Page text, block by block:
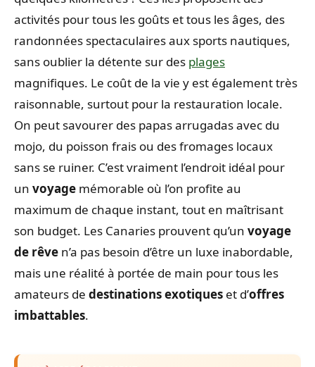
activités pour tous les goûts et tous les âges, des
randonnées spectaculaires aux sports nautiques,
sans oublier la détente sur des plages
magnifiques. Le coût de la vie y est également très
raisonnable, surtout pour la restauration locale.
On peut savourer des papas arrugadas avec du
mojo, du poisson frais ou des fromages locaux
sans se ruiner. C’est vraiment l’endroit idéal pour
un voyage mémorable où l’on profite au
maximum de chaque instant, tout en maîtrisant
son budget. Les Canaries prouvent qu’un voyage
de rêve n’a pas besoin d’être un luxe inabordable,
mais une réalité à portée de main pour tous les
amateurs de destinations exotiques et d’offres
imbattables.